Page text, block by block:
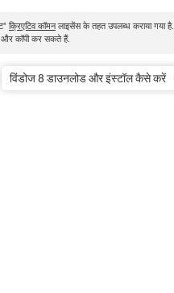
क्रिएटिव कॉमनलाइसेंस के तहत उपलब्ध कराया गया है.
और कॉपी कर सकते हैं.
विंडोज 8 डाउनलोड और इंस्टॉल कैसे करें